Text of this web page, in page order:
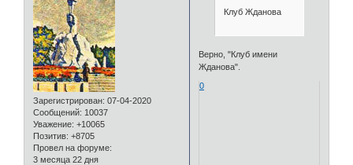
Зарегистрирован: 07-04-2020
Сообщений: 10037
Уважение: +10065
Позитив: +8705
Провел на форуме:
3 месяца 22 дня
Клуб Жданова
Верно, "Клуб имени
Жданова".
0